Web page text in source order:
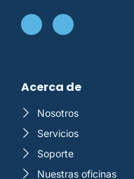
Acerca de
Nosotros
Servicios
Soporte
Nuestras oficinas